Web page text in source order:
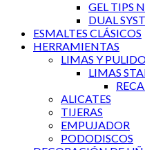
GEL TIPS
DUAL
ESMALTES CLÁSICOS
HERRAMIENTAS
LIMAS Y
LIMAS
ALICATES
TIJERAS
EMPUJADOR
PODODISCOS